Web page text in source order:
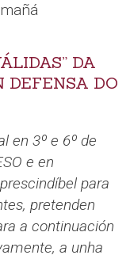
DA
DEFENSA DO
en 3º e 6º de
e en
para
pretenden
a continuación
a unha